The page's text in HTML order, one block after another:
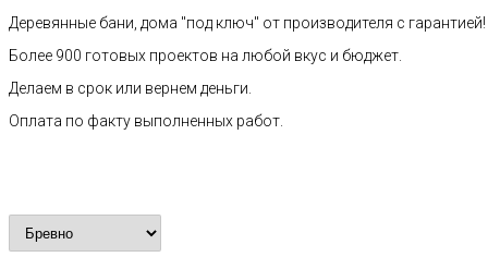
Деревянные бани, дома "под ключ" от производителя с гарантией!
Более 900 готовых проектов на любой вкус и бюджет.
Делаем в срок или вернем деньги.
Оплата по факту выполненных работ.